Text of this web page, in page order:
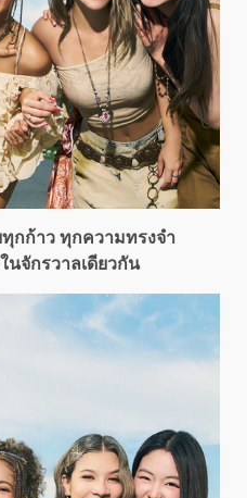
กก้าว ทุกความทรงจำ
นจักรวาลเดียวกัน